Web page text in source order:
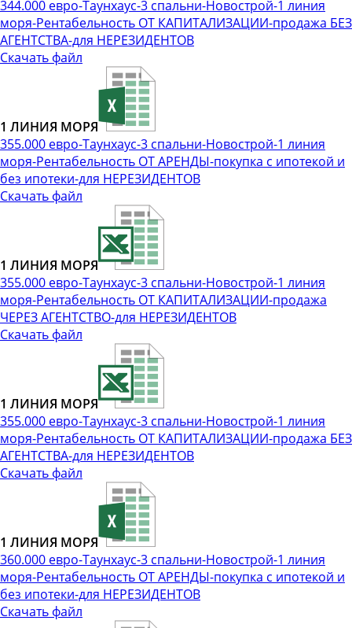
344.000 евро-Таунхаус-3 спальни-Новострой-1 линия
моря-Рентабельность ОТ КАПИТАЛИЗАЦИИ-продажа БЕЗ
АГЕНТСТВА-для НЕРЕЗИДЕНТОВ
Скачать файл
1 ЛИНИЯ МОРЯ
355.000 евро-Таунхаус-3 спальни-Новострой-1 линия
моря-Рентабельность ОТ АРЕНДЫ-покупка с ипотекой и
без ипотеки-для НЕРЕЗИДЕНТОВ
Скачать файл
1 ЛИНИЯ МОРЯ
355.000 евро-Таунхаус-3 спальни-Новострой-1 линия
моря-Рентабельность ОТ КАПИТАЛИЗАЦИИ-продажа
ЧЕРЕЗ АГЕНТСТВО-для НЕРЕЗИДЕНТОВ
Скачать файл
1 ЛИНИЯ МОРЯ
355.000 евро-Таунхаус-3 спальни-Новострой-1 линия
моря-Рентабельность ОТ КАПИТАЛИЗАЦИИ-продажа БЕЗ
АГЕНТСТВА-для НЕРЕЗИДЕНТОВ
Скачать файл
1 ЛИНИЯ МОРЯ
360.000 евро-Таунхаус-3 спальни-Новострой-1 линия
моря-Рентабельность ОТ АРЕНДЫ-покупка с ипотекой и
без ипотеки-для НЕРЕЗИДЕНТОВ
Скачать файл